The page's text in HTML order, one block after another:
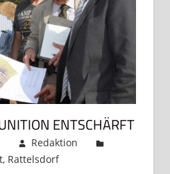
ENTSCHÄRFT
Redaktion
, Rattelsdorf